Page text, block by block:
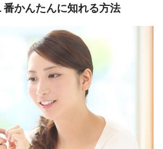
かんたんに知れる方法